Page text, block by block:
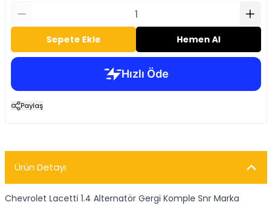
Sepete Ekle Hemen Al
Paylaş
Ürün Detayı
Chevrolet Lacetti 1.4 Alternatör Gergi Komple Snr Marka